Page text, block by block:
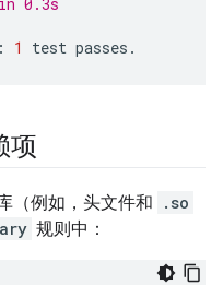
: 1 test passes .
项
（例如，头文件和
.so
规则中：